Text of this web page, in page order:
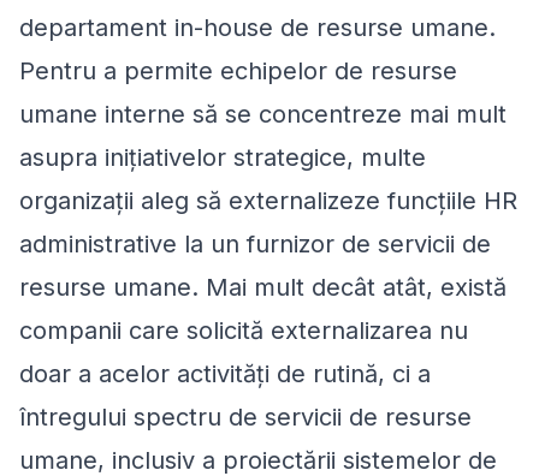
departament in-house de resurse umane.
Pentru a permite echipelor de resurse
umane interne să se concentreze mai mult
asupra inițiativelor strategice, multe
organizații aleg să externalizeze funcțiile HR
administrative la un furnizor de servicii de
resurse umane. Mai mult decât atât, există
companii care solicită externalizarea nu
doar a acelor activități de rutină, ci a
întregului spectru de servicii de resurse
umane, inclusiv a proiectării sistemelor de